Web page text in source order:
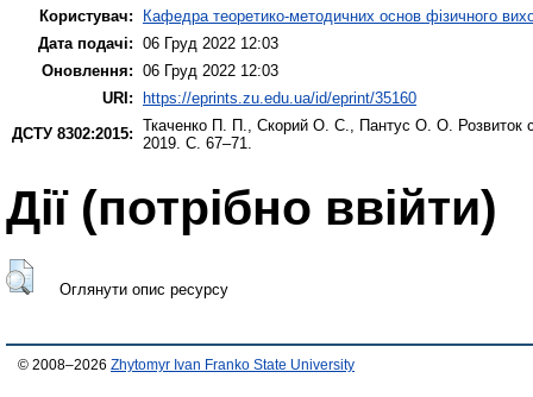
Користувач:
Кафедра теоретико-методичних основ фізичного
Дата подачі: 06 Груд 2022 12:03
Оновлення: 06 Груд 2022 12:03
URI: https://eprints.zu.edu.ua/id/eprint/35160
ДСТУ 8302:2015: Ткаченко П. П. Скорий О. С. Пантус О. О. Розвиток
2019. С. 67–71.
Дії ​​(потрібно ввійти)
Оглянути опис ресурсу
© 2008–2026 Zhytomyr Ivan Franko State University